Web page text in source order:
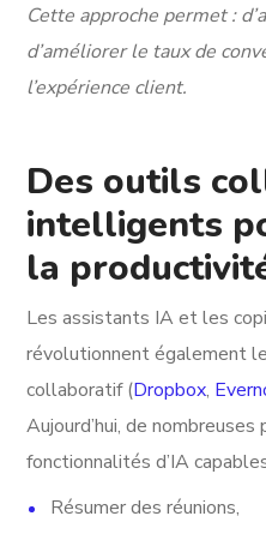
Cette approche permet :
d’améliorer le taux de
l’expérience client.
Des outils
intelligents
la
Les assistants IA et les
révolutionnent également
collaboratif (Dropbox,
Aujourd’hui, de
fonctionnalités d’IA
Résumer des réunions,